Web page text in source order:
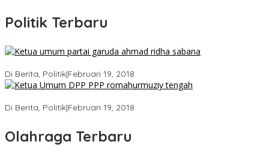
Politik Terbaru
Di Berita, Politik|Februari 19, 2018
Di Berita, Politik|Februari 19, 2018
Olahraga Terbaru